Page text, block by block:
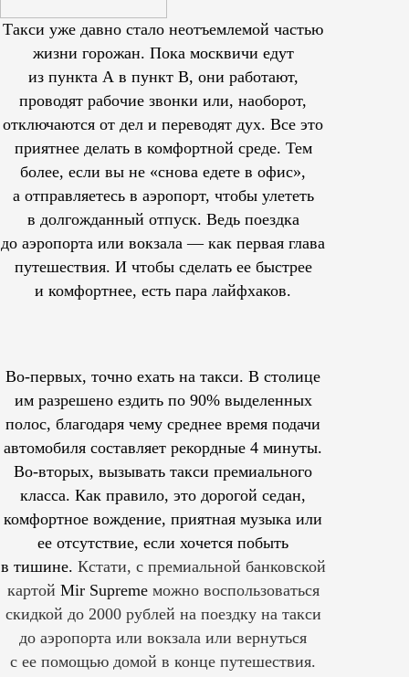
Такси уже давно стало неотъемлемой частью
жизни горожан. Пока москвичи едут
из пункта А в пункт В, они работают,
проводят рабочие звонки или, наоборот,
отключаются от дел и переводят дух. Все это
приятнее делать в комфортной среде. Тем
более, если вы не «снова едете в офис»,
а отправляетесь в аэропорт, чтобы улететь
в долгожданный отпуск. Ведь поездка
до аэропорта или вокзала — как первая глава
путешествия. И чтобы сделать ее быстрее
и комфортнее, есть пара лайфхаков.
Во-первых, точно ехать на такси. В столице
им разрешеноездить по 90% выделенных
полос, благодаря чему среднее время подачи
автомобиля составляет рекордные 4 минуты.
Во-вторых, вызывать такси премиального
класса. Как правило, это дорогой седан,
комфортное вождение, приятная музыка или
ее отсутствие, если хочется побыть
в тишине. Кстати, с премиальной банковской
картой Mir Supreme можно воспользоваться
скидкой до 2000 рублей на поездку на такси
до аэропорта или вокзала или вернуться
с ее помощью домой в конце путешествия.